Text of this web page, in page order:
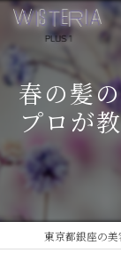
春の髪
プロが